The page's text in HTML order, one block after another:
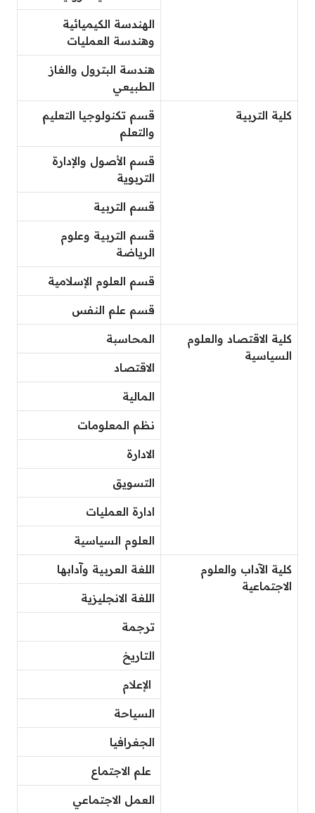
الهندسة الكيميائية
وهندسة العمليات
هندسة البترول والغاز
الطبيعي
كلية التربية
قسم تكنولوجيا التعليم
والتعلم
قسم الأصول والإدارة
التربوية
قسم التربية
قسم التربية وعلوم
الرياضة
قسم العلوم الإسلامية
قسم علم النفس
كلية الاقتصاد والعلوم
السياسية
المحاسبة
الاقتصاد
المالية
نظم المعلومات
الادارة
التسويق
ادارة العمليات
العلوم السياسية
كلية الآداب والعلوم
الاجتماعية
اللغة العربية وآدابها
اللغة الانجليزية
ترجمة
التاريخ
الإعلام
السياحة
الجغرافيا
علم الاجتماع
العمل الاجتماعي